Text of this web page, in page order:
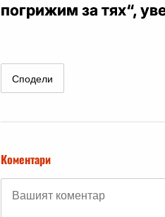
погрижим за тях“,
Сподели
Коментари